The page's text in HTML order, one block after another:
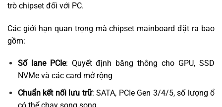
trò chipset đối với PC.
Các giới hạn quan trọng mà chipset mainboard đặt ra bao
gồm:
Số lane PCIe: Quyết định băng thông cho GPU, SSD
NVMe và các card mở rộng
Chuẩn kết nối lưu trữ: SATA, PCIe Gen 3/4/5, số lượng ổ